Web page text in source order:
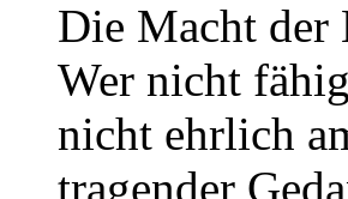
Die Macht der
Wer nicht
nicht ehrlich
tragender